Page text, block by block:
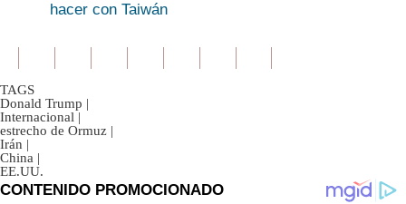
hacer con Taiwán
TAGS
Donald Trump |
Internacional |
estrecho de Ormuz |
Irán |
China |
EE.UU.